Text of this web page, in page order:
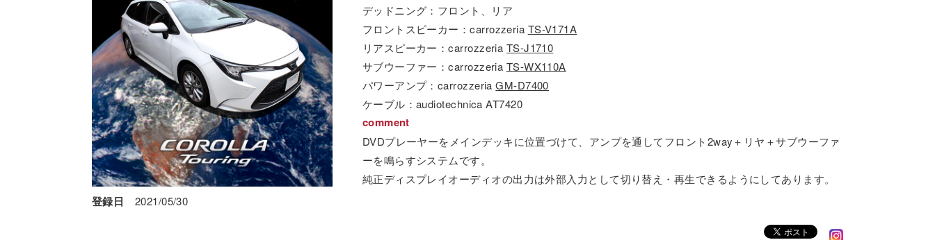
登録日 2021/05/30
デッドニング：フロント、リア
フロントスピーカー：carrozzeria TS-V171A
リアスピーカー：carrozzeria TS-J1710
サブウーファー：carrozzeria TS-WX110A
パワーアンプ：carrozzeriaGM-D7400
ケーブル：audiotechnica AT7420
comment
DVDプレーヤーをメインデッキに位置づけて、アンプを通してフロント2way＋リヤ＋サブウーファ
ーを鳴らすシステムです。
純正ディスプレイオーディオの出力は外部入力として切り替え・再生できるようにしてあります。